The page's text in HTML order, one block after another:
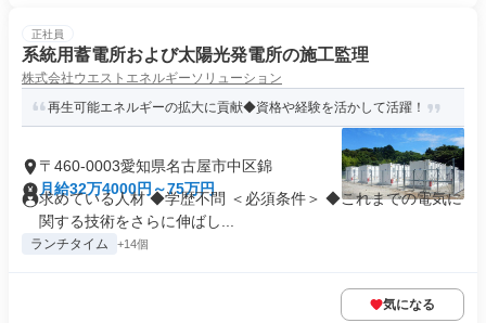
正社員
系統用蓄電所および太陽光発電所の施工監理
株式会社ウエストエネルギーソリューション
再生可能エネルギーの拡大に貢献◆資格や経験を活かして活躍！
〒460-0003愛知県名古屋市中区錦
月給32万4000円～75万円
求めている人材 ◆学歴不問 ＜必須条件＞ ◆これまでの電気に
関する技術をさらに伸ばし...
ランチタイム +14個
気になる